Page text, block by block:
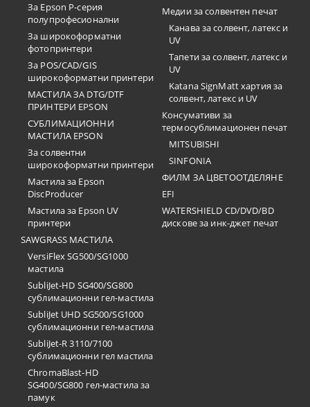
За Epson P-серия
полупрофесионални
За широкоформатни
фотопринтери
За POS/CAD/GIS
широкоформатни принтери
МАСТИЛА ЗА DTG/DTF
ПРИНТЕРИ EPSON
СУБЛИМАЦИОННИ
МАСТИЛА EPSON
За солвентни
широкоформатни принтери
Мастила за Epson
DiscProducer
Мастила за Epson UV
принтери
SAWGRASS МАСТИЛА
VersiFlex SG500/SG1000
мастила
SubliJet-HD SG400/SG800
сублимационни гел-мастила
SubliJet UHD SG500/SG1000
сублимационни гел-мастила
SubliJet-R 3110/7100
сублимационни гел мастила
ChromaBlast-HD
SG400/SG800 гел-мастила за
памук
Медии за солвентен печат
Канава за солвент, латекс и
UV
Тапети за солвент, латекс и
UV
Katana SignMatt хартия за
солвент, латекс и UV
Консумативи за
термосублимационен печат
MITSUBISHI
SINFONIA
ФИЛМ ЗА ЦВЕТООТДЕЛЯНЕ
EFI
WATERSHIELD CD/DVD/BD
дискове за инк-джет печат